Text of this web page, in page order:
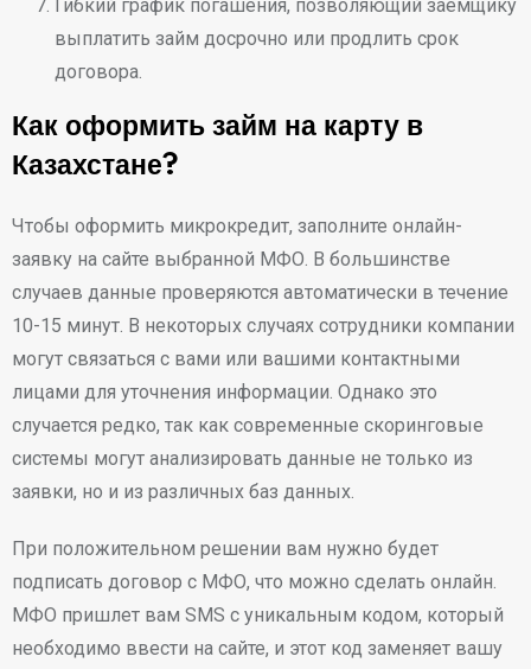
Гибкий график погашения, позволяющий заемщику
выплатить займ досрочно или продлить срок
договора.
Как оформить займ на карту в
Казахстане?
Чтобы оформить микрокредит, заполните онлайн-
заявку на сайте выбранной МФО. В большинстве
случаев данные проверяются автоматически в течение
10-15 минут. В некоторых случаях сотрудники компании
могут связаться с вами или вашими контактными
лицами для уточнения информации. Однако это
случается редко, так как современные скоринговые
системы могут анализировать данные не только из
заявки, но и из различных баз данных.
При положительном решении вам нужно будет
подписать договор с МФО, что можно сделать онлайн.
МФО пришлет вам SMS с уникальным кодом, который
необходимо ввести на сайте, и этот код заменяет вашу